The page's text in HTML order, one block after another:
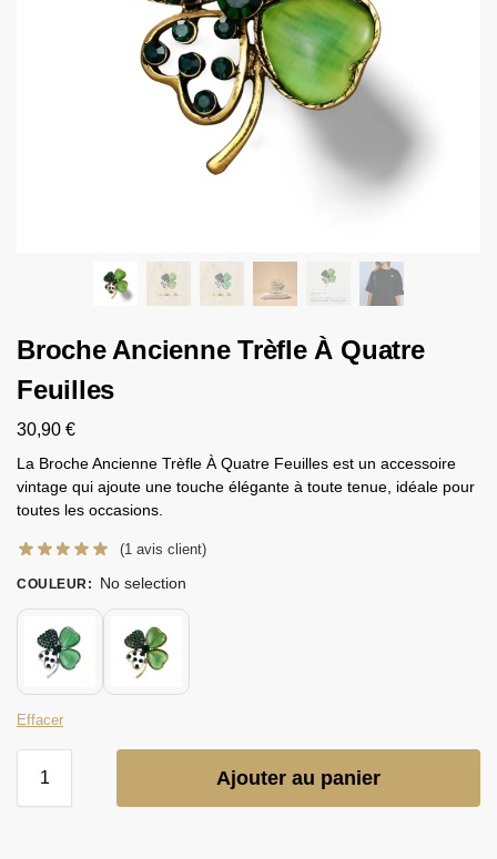
Broche Ancienne Trèfle À Quatre
Feuilles
30,90 €
La Broche Ancienne Trèfle À Quatre Feuilles est un accessoire
vintage qui ajoute une touche élégante à toute tenue, idéale pour
toutes les occasions.
(1 avis client)
COULEUR : No selection
Effacer
Ajouter au panier